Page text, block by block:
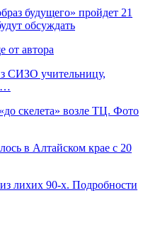
будущего» пройдет 21
обсуждать
от автора
СИЗО учительницу,
скелета» возле ТЦ. Фото
в Алтайском крае с 20
лихих 90-х. Подробности